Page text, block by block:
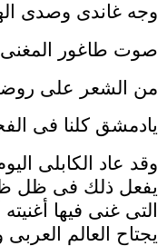
وجه غاندى وصدى
صوت طاغور المغنى
من الشعر على
يادمشق كلنا فى
وقد عاد الكابلى
يفعل ذلك فى ظل
التى غنى فيها
يجتاح العالم